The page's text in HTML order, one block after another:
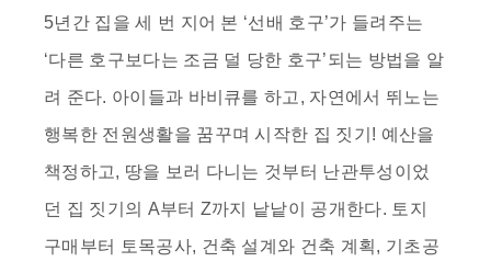
5년간 집을 세 번 지어 본 ‘선배 호구’가 들려주는
‘다른 호구보다는 조금 덜 당한 호구’되는 방법을 알
려 준다. 아이들과 바비큐를 하고, 자연에서 뛰노는
행복한 전원생활을 꿈꾸며 시작한 집 짓기! 예산을
책정하고, 땅을 보러 다니는 것부터 난관투성이었
던 집 짓기의 A부터 Z까지 낱낱이 공개한다. 토지
구매부터 토목공사, 건축 설계와 건축 계획, 기초공